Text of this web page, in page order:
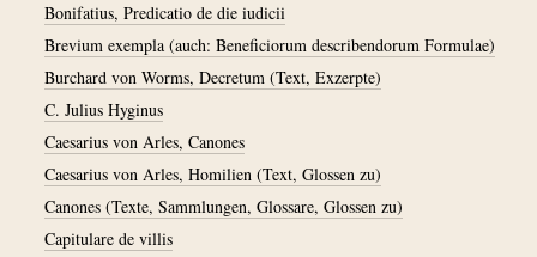
Bonifatius, Predicatio de die iudicii
Brevium exempla (auch: Beneficiorum describendorum Formulae)
Burchard von Worms, Decretum (Text, Exzerpte)
C. Julius Hyginus
Caesarius von Arles, Canones
Caesarius von Arles, Homilien (Text, Glossen zu)
Canones (Texte, Sammlungen, Glossare, Glossen zu)
Capitulare de villis